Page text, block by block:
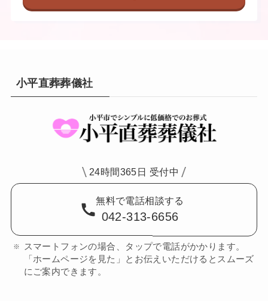
小平直葬葬儀社
24時間365日 受付中
無料で電話相談する
042-313-6656
スマートフォンの場合、タップで電話がかかります。
「ホームページを見た」とお伝えいただけるとスムーズ
にご案内できます。